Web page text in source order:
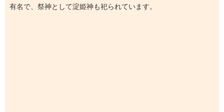
有名で、祭神として淀姫神も祀られています。